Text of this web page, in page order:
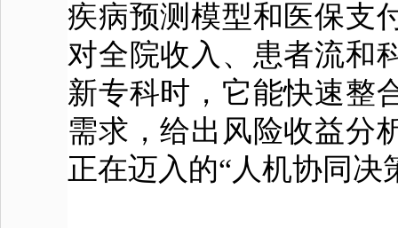
疾病预测模型和医保支
对全院收入、患者流和
新专科时，它能快速整
需求，给出风险收益分
正在迈入的“人机协同决